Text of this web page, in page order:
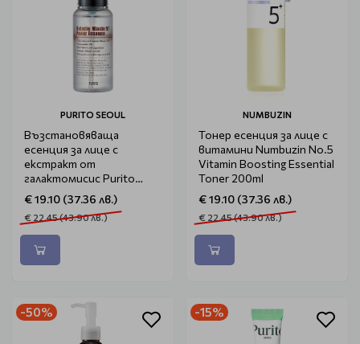
PURITO SEOUL
Възстановяваща
есенция за лице с
екстракт от
галактомисис Purito
Galacto Niacin 97 Power
Essence 60ml
€ 19.10 (37.36 лв.)
€ 22.45 (43.90 лв.)
NUMBUZIN
Тонер есенция за лице с
витамини Numbuzin No.5
Vitamin Boosting Essential
Toner 200ml
€ 19.10 (37.36 лв.)
€ 22.45 (43.90 лв.)
-50% -15%